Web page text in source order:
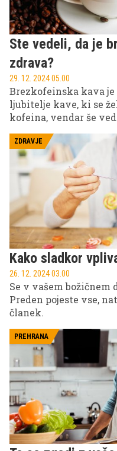
Ste vedeli, da je
zdrava?
29. 12. 2024 05.00
Brezkofeinska kava
ljubitelje kave, ki se
kofeina, vendar še
kava, kako jo
zdravje in kako se
ZDRAVJE
Kako sladkor
26. 12. 2024 03.00
Se v vašem
Preden pojeste vse,
članek.
PREHRANA